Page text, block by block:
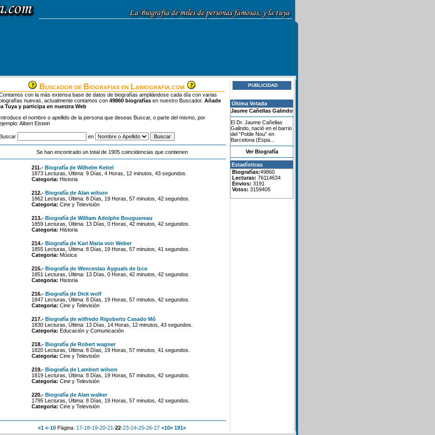
Buscador de Biografias en Labiografia.com
con la más extensa base de datos de biografías ampliándose cada día con varias
nuevas, actualmente contamos con 49860 biografías en nuestro Buscador. Añade
Tuya y participa en nuestra Web
Introduce el nombre o apellido de la persona que deseas Buscar, o parte del mismo, por
Albert Eistein
en
Se han encontrado un total de 1905 coincidencias que contienen
211.- Biografía de Wilhelm Keitel
1873 Lecturas, Última: 9 Días, 4 Horas, 12 minutos, 43 segundos.
Categoria: Historia
212.- Biografía de Alan wilson
1862 Lecturas, Última: 8 Días, 19 Horas, 57 minutos, 42 segundos.
Categoria: Cine y Televisión
213.- Biografía de William Adolphe Bouguereau
1859 Lecturas, Última: 13 Días, 0 Horas, 42 minutos, 42 segundos.
Categoria: Historia
214.- Biografía de Karl Maria von Weber
1855 Lecturas, Última: 8 Días, 19 Horas, 57 minutos, 41 segundos.
Categoria: Música
215.- Biografía de Wenceslao Ayguals de Izco
1851 Lecturas, Última: 13 Días, 0 Horas, 42 minutos, 42 segundos.
Categoria: Historia
216.- Biografía de Dick wolf
1847 Lecturas, Última: 8 Días, 19 Horas, 57 minutos, 42 segundos.
Categoria: Cine y Televisión
217.- Biografía de wilfredo Rigoberto Casado Mó
1830 Lecturas, Última: 13 Días, 14 Horas, 12 minutos, 43 segundos.
Categoria: Educación y Comunicación
218.- Biografía de Robert wagner
1820 Lecturas, Última: 8 Días, 19 Horas, 57 minutos, 41 segundos.
Categoria: Cine y Televisión
219.- Biografía de Lambert wilson
1819 Lecturas, Última: 8 Días, 19 Horas, 57 minutos, 42 segundos.
Categoria: Cine y Televisión
220.- Biografía de Alan walker
1795 Lecturas, Última: 8 Días, 19 Horas, 57 minutos, 42 segundos.
Categoria: Cine y Televisión
«1 «-10 Página: 17-18-19-20-21-22-23-24-25-26-27 +10» 191»
PUBLICIDAD
Última Votada
Jaume Cañellas Galindo
El Dr. Jaume Cañellas
Galindo, nació en el barrio
del “Poble Nou” en
Barcelona (Espa...
Ver Biografía
Estadísticas
Biografías:49860
Lecturas: 76114634
Envios: 3191
Votos: 3159405